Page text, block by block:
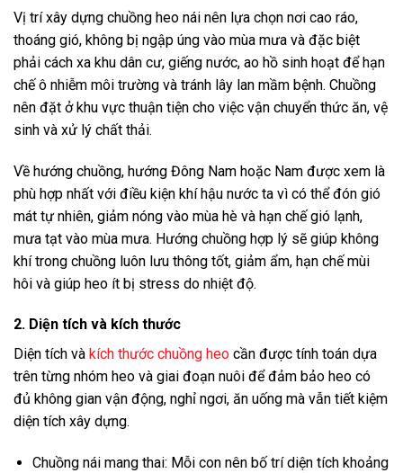
Vị trí xây dựng chuồng heo nái nên lựa chọn nơi cao ráo,
thoáng gió, không bị ngập úng vào mùa mưa và đặc biệt
phải cách xa khu dân cư, giếng nước, ao hồ sinh hoạt để hạn
chế ô nhiễm môi trường và tránh lây lan mầm bệnh. Chuồng
nên đặt ở khu vực thuận tiện cho việc vận chuyển thức ăn, vệ
sinh và xử lý chất thải.
Về hướng chuồng, hướng Đông Nam hoặc Nam được xem là
phù hợp nhất với điều kiện khí hậu nước ta vì có thể đón gió
mát tự nhiên, giảm nóng vào mùa hè và hạn chế gió lạnh,
mưa tạt vào mùa mưa. Hướng chuồng hợp lý sẽ giúp không
khí trong chuồng luôn lưu thông tốt, giảm ẩm, hạn chế mùi
hôi và giúp heo ít bị stress do nhiệt độ.
2. Diện tích và kích thước
Diện tích và kích thước chuồng heo cần được tính toán dựa
trên từng nhóm heo và giai đoạn nuôi để đảm bảo heo có
đủ không gian vận động, nghỉ ngơi, ăn uống mà vẫn tiết kiệm
diện tích xây dựng.
Chuồng nái mang thai: Mỗi con nên bố trí diện tích khoảng